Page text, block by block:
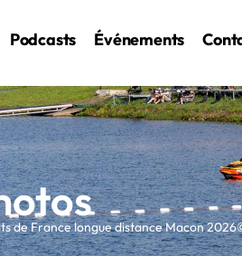
Podcasts Événements
de France longue distance Macon